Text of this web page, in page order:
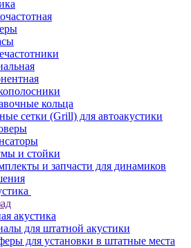
кольца
сетки (Grill) для автоакустики
и стойки
и запчасти для динамиков
акустика
для штатной акустики
для установки в штатные места